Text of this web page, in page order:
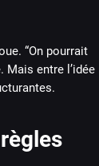
“On pourrait
Mais entre l’idée